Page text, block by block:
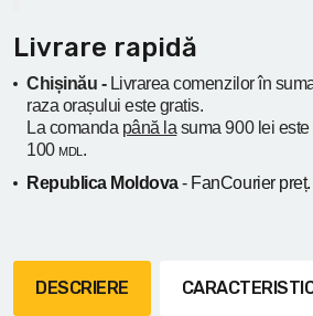
Livrare rapidă
Chișinău - Livrarea comenzilor în
raza orașului este gratis.
La comanda până la suma 900 lei este
100 MDL .
Republica Moldova- FanCourier preț.
DESCRIERE